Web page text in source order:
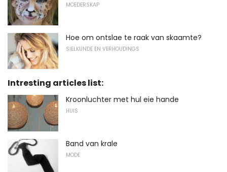
MOEDERSKAP
Hoe om ontslae te raak van skaamte?
SIELKUNDE EN VERHOUDINGS
Intresting articles list:
Kroonluchter met hul eie hande
HUIS
Band van krale
MODE